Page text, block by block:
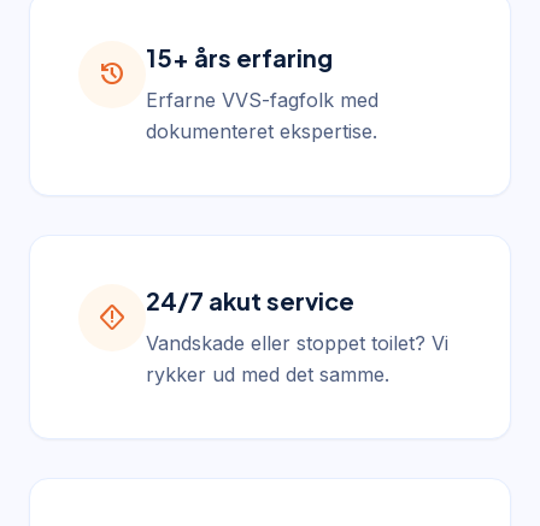
history
15+ års erfaring
Erfarne VVS-fagfolk med
dokumenteret ekspertise.
emergency_home
24/7 akut service
Vandskade eller stoppet toilet? Vi
rykker ud med det samme.